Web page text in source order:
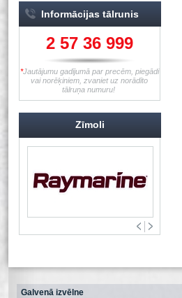
Informācijas tālrunis
2 57 36 999
*Jautājumu gadījumā par precēm, piegādi
vai norēķiniem, zvaniet uz norādīto
tālruņa numuru!
Zīmoli
Galvenā izvēlne